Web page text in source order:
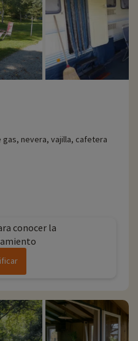
árboles), barranquismo,
nuevas actividades familiares
acuario, etc. Si ya hemos
reservar con descuento
elegido su alojamiento, ¡y
nevera, vajilla, cafetera
conocer la